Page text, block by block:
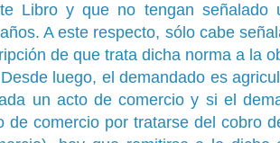
Libro y que no tengan señalado
A este respecto, sólo cabe
de que trata dicha norma a la
luego, el demandado es
un acto de comercio y si el
de comercio por tratarse del cobro